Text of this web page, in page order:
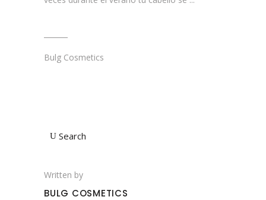
Bulg Cosmetics
Search
Written by
BULG COSMETICS